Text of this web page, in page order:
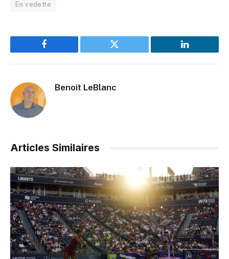
En vedette
Facebook Twitter LinkedIn
Benoit LeBlanc
Articles Similaires